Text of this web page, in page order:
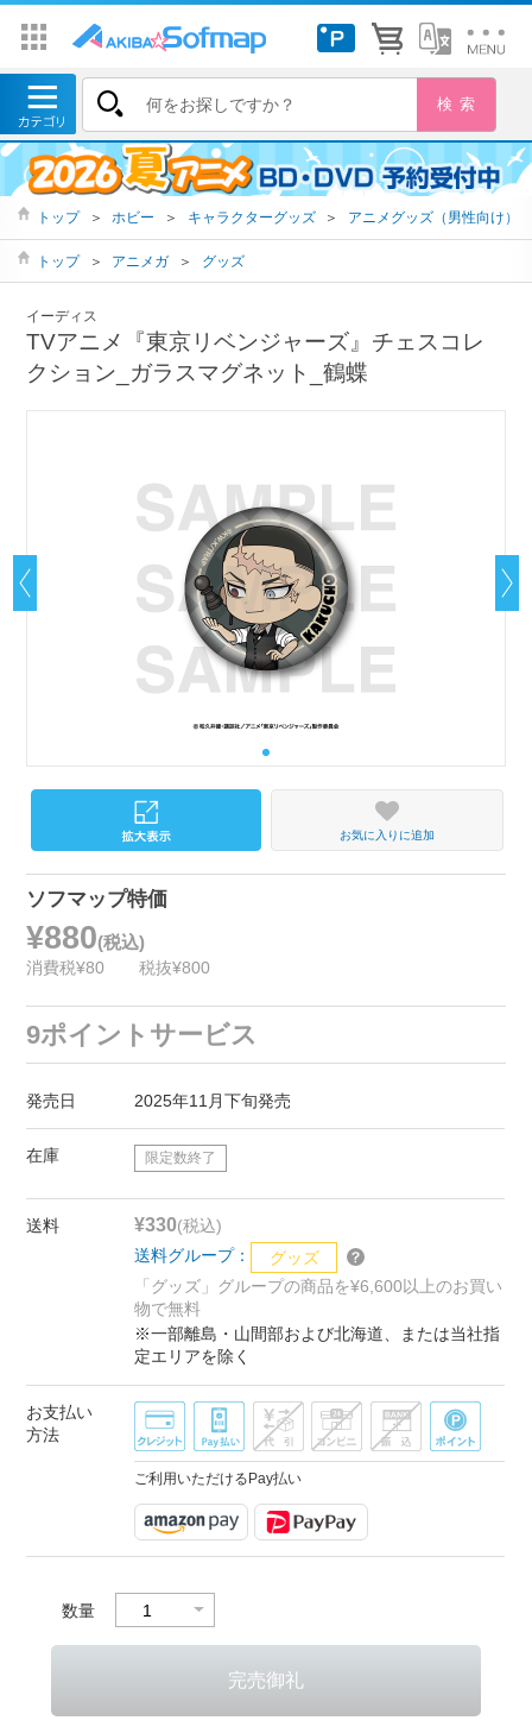
トップ ＞ ホビー ＞ キャラクターグッズ ＞ アニメグッズ（男性向け）
トップ ＞ アニメガ ＞ グッズ
イーディス
TVアニメ『東京リベンジャーズ』チェスコレ
クション_ガラスマグネット_鶴蝶
お気に入りに追加
ソフマップ特価
¥880(税込)
消費税¥80 税抜¥800
9ポイントサービス
発売日 2025年11月下旬発売
在庫 限定数終了
送料 ¥330(税込)
送料グループ：
グッズ
「グッズ」グループの商品を¥6,600以上のお買い
物で無料
※一部離島・山間部および北海道、または当社指
定エリアを除く
お支払い
方法
ご利用いただけるPay払い
数量